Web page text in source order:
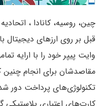
چین، روسیه، کانادا ،
قبل بر روی ارزهای دیجیتال
وایت پیپر خود را با ارایه
مقاصدشان برای انجام چنین
تکنولوژی‌های پرداخت دور